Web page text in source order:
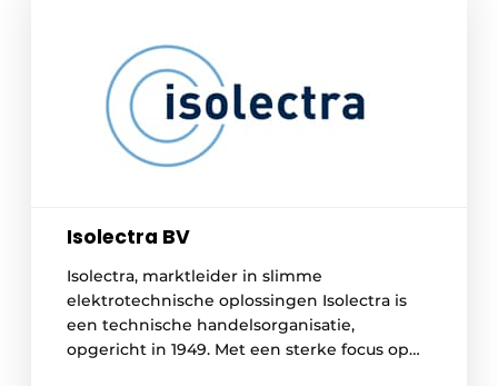
Isolectra BV
Isolectra, marktleider in slimme
elektrotechnische oplossingen Isolectra is
een technische handelsorganisatie,
opgericht in 1949. Met een sterke focus op